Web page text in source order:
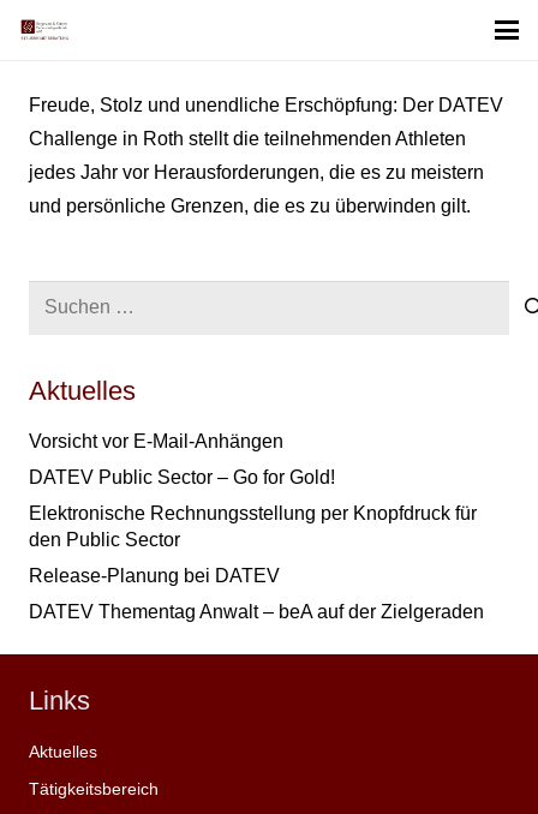
Freude, Stolz und unendliche Erschöpfung: Der DATEV
Challenge in Roth stellt die teilnehmenden Athleten
jedes Jahr vor Herausforderungen, die es zu meistern
und persönliche Grenzen, die es zu überwinden gilt.
Suchen
Aktuelles
Vorsicht vor E-Mail-Anhängen
DATEV Public Sector – Go for Gold!
Elektronische Rechnungsstellung per Knopfdruck für
den Public Sector
Release-Planung bei DATEV
DATEV Thementag Anwalt – beA auf der Zielgeraden
Links
Aktuelles
Tätigkeitsbereich